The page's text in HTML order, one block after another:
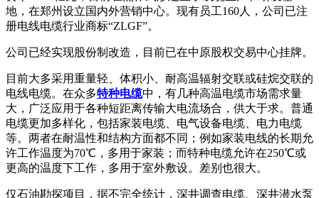
地，在郑州设立国内外营销中心。现有员工160人，公司已注
册电线电缆行业商标“ZLGF”。
公司已经实现股份制改造，目前已在中原股权交易中心挂牌。
目前大多采用重量轻、体积小、耐高温辐射交联或硅烷交联的
电线电缆。在众多特种电缆中，有几种高温电缆市场需求量
大，广泛应用于各种短距离传输大电流场合，供大于求。普通
电缆更加多样化，包括家装电缆、电气设备电缆、电力电缆
等。两者在耐温性和结构方面都不同；例如家装电线的长期允
许工作温度为70℃，多用于家装；而特种电缆允许在250℃或
更高的温度下工作，多用于室外敷设。差别也很大。
仅石油勘探项目，据不完全统计，深井调查电缆、深井潜水泵